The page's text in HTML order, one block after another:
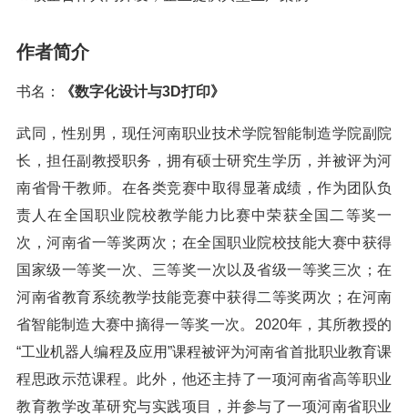
作者简介
书名： 《数字化设计与3D打印》
武同，性别男，现任河南职业技术学院智能制造学院副院
长，担任副教授职务，拥有硕士研究生学历，并被评为河
南省骨干教师。在各类竞赛中取得显著成绩，作为团队负
责人在全国职业院校教学能力比赛中荣获全国二等奖一
次，河南省一等奖两次；在全国职业院校技能大赛中获得
国家级一等奖一次、三等奖一次以及省级一等奖三次；在
河南省教育系统教学技能竞赛中获得二等奖两次；在河南
省智能制造大赛中摘得一等奖一次。2020年，其所教授的
“工业机器人编程及应用”课程被评为河南省首批职业教育课
程思政示范课程。此外，他还主持了一项河南省高等职业
教育教学改革研究与实践项目，并参与了一项河南省职业